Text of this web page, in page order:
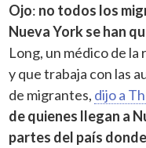
Ojo: no todos los
Nueva York se han
Long, un médico de la
y que trabaja con las
de migrantes, dijo a
de quienes llegan a
partes del país